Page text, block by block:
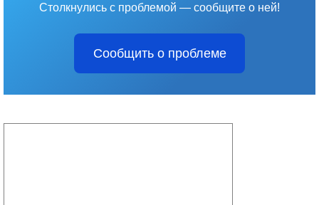
Столкнулись с проблемой — сообщите о ней!
Сообщить о проблеме